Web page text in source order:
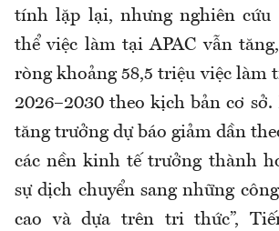
tính lặp lại, nhưng nghiên cứu
thể việc làm tại APAC vẫn
ròng khoảng 58,5 triệu việc làm
2026–2030 theo kịch bản cơ sở.
tăng trưởng dự báo giảm dần
các nền kinh tế trưởng thành
sự dịch chuyển sang những
cao và dựa trên tri thức”,